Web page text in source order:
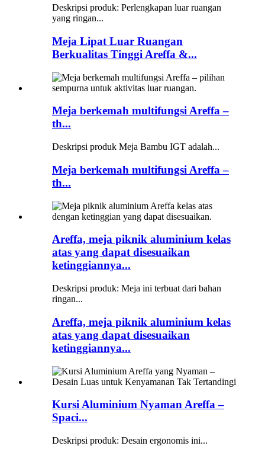
Deskripsi produk: Perlengkapan luar ruangan
yang ringan...
Meja Lipat Luar Ruangan
Berkualitas Tinggi Areffa &...
Meja berkemah multifungsi Areffa –
th...
Deskripsi produk Meja Bambu IGT adalah...
Meja berkemah multifungsi Areffa –
th...
Areffa, meja piknik aluminium kelas
atas yang dapat disesuaikan
ketinggiannya...
Deskripsi produk: Meja ini terbuat dari bahan
ringan...
Areffa, meja piknik aluminium kelas
atas yang dapat disesuaikan
ketinggiannya...
Kursi Aluminium Nyaman Areffa –
Spaci...
Deskripsi produk: Desain ergonomis ini...